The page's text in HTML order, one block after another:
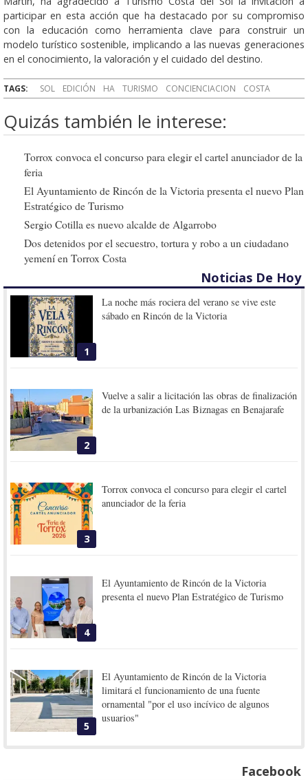
participar en esta acción que ha destacado por su compromiso
con la educación como herramienta clave para construir un
modelo turístico sostenible, implicando a las nuevas generaciones
en el conocimiento, la valoración y el cuidado del destino.
TAGS: SOL EDICIÓN HA TURISMO CONCIENCIACION COSTA
Quizás también le interese:
Torrox convoca el concurso para elegir el cartel anunciador de la
feria
El Ayuntamiento de Rincón de la Victoria presenta el nuevo Plan
Estratégico de Turismo
Sergio Cotilla es nuevo alcalde de Algarrobo
Dos detenidos por el secuestro, tortura y robo a un ciudadano
yemení en Torrox Costa
Noticias De Hoy
1
La noche más rociera del verano se vive este
sábado en Rincón de la Victoria
2
Vuelve a salir a licitación las obras de finalización
de la urbanización Las Biznagas en Benajarafe
3
Torrox convoca el concurso para elegir el cartel
anunciador de la feria
4
El Ayuntamiento de Rincón de la Victoria
presenta el nuevo Plan Estratégico de Turismo
5
El Ayuntamiento de Rincón de la Victoria
limitará el funcionamiento de una fuente
ornamental "por el uso incívico de algunos
usuarios"
Facebook